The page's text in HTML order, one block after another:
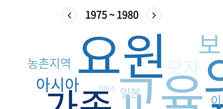
1975 ~ 1980
요원
아시아
농촌지역
일본
서비스